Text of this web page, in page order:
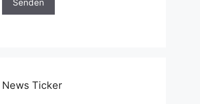
News Ticker